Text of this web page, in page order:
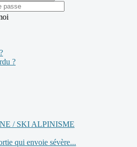
?
/ SKI ALPINISME
qui envoie sévère...